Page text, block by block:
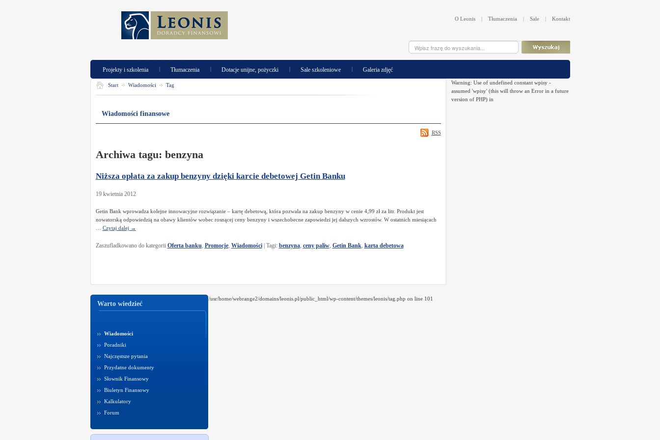
O Leonis | Tłumaczenia | Sale | Kontakt
Projekty i szkolenia | Tłumaczenia | Dotacje unijne, pożyczki | Sale szkoleniowe | Galeria zdjęć
Start Wiadomości Tag
Wiadomości finansowe
RSS
Archiwa tagu: benzyna
Niższa opłata za zakup benzyny dzięki karcie debetowej Getin Banku
19 kwietnia 2012
Getin Bank wprowadza kolejne innowacyjne rozwiązanie – kartę debetową, która pozwala na zakup benzyny w cenie 4,99 zł za litr. Produkt jest
nowatorską odpowiedzią na obawy klientów wobec rosnącej ceny benzyny i wszechobecne zapowiedzi jej dalszych wzrostów. W ostatnich miesiącach
Czytaj dalej →
Zaszufladkowano do kategorii Oferta banku, Promocje, Wiadomości Tagi: benzyna, ceny paliw, Getin Bank, karta debetowa
Warning: Use of undefined constant wpisy -
assumed 'wpisy' (this will throw an Error in a future
version of PHP) in
/usr/home/webrange2/domains/leonis.pl/public_html/wp-content/themes/leonis/tag.php on line 101
Warto wiedzieć
Wiadomości
Poradniki
Najczęstsze pytania
Przydatne dokumenty
Słownik Finansowy
Biuletyn Finansowy
Kalkulatory
Forum